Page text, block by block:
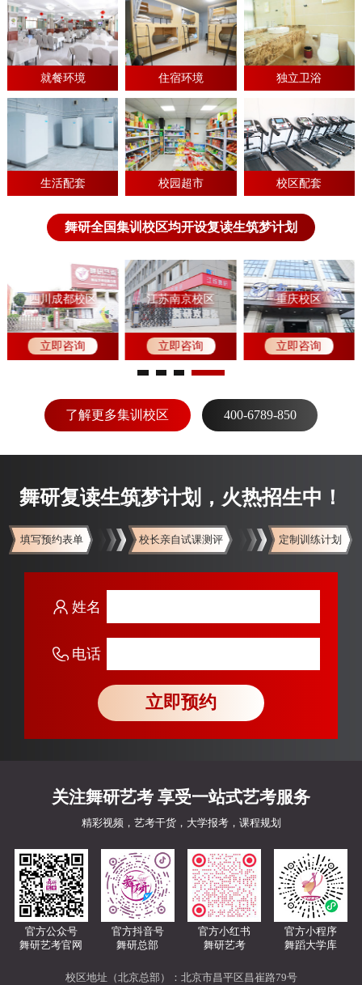
就餐环境 住宿环境 独立卫浴
生活配套 校园超市 校区配套
舞研全国集训校区均开设复读生筑梦计划
立即咨询
四川成都校区
立即咨询
江苏南京校区
立即咨询
重庆校区
了解更多集训校区 400-6789-850
舞研复读生筑梦计划，火热招生中！
填写预约表单 校长亲自试课测评 定制训练计划
姓名
电话
立即预约
关注舞研艺考 享受一站式艺考服务
精彩视频，艺考干货，大学报考，课程规划
官方公众号
舞研艺考官网
官方抖音号
舞研总部
官方小红书
舞研艺考
官方小程序
舞蹈大学库
校区地址（北京总部）：北京市昌平区昌崔路79号